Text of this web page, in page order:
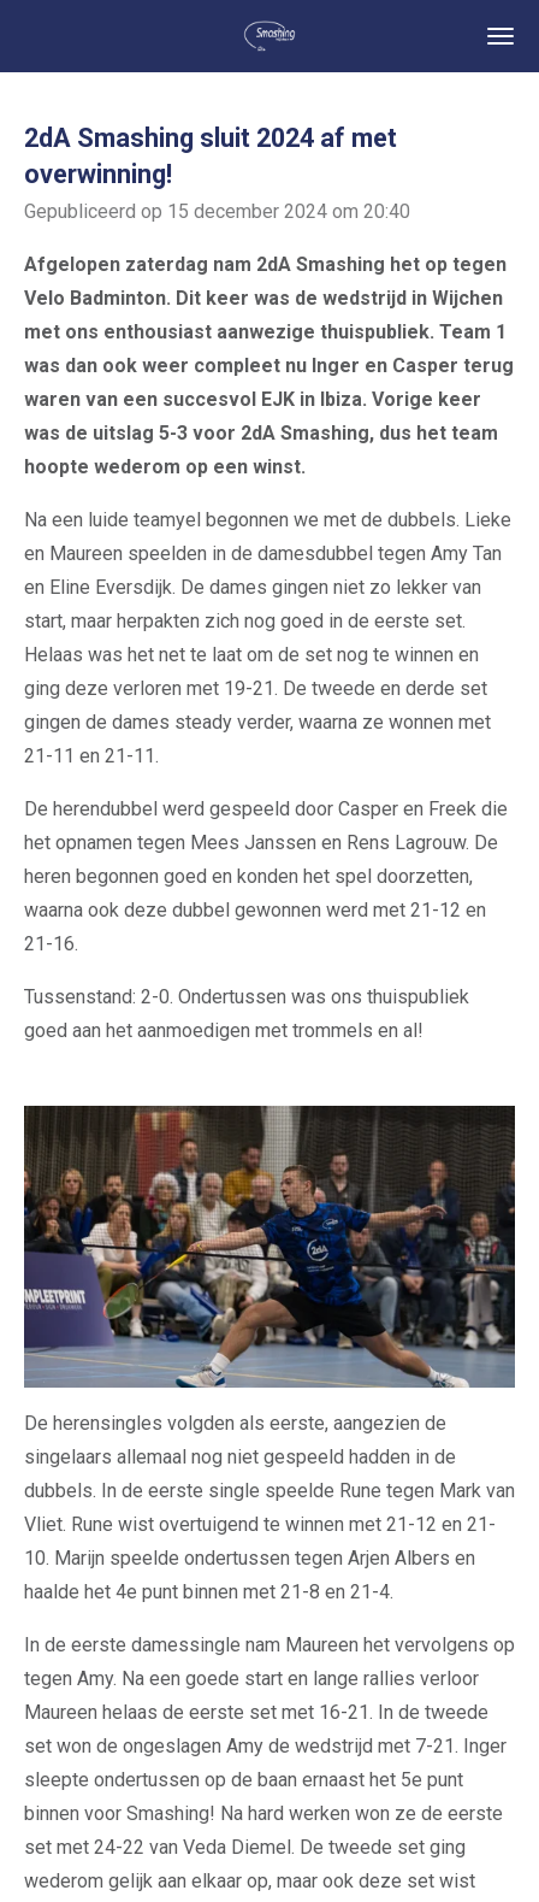
de
hoofdinhoud
2dA Smashing sluit 2024 af met
overwinning!
Gepubliceerd op 15 december 2024 om 20:40
Afgelopen zaterdag nam 2dA Smashing het op tegen
Velo Badminton. Dit keer was de wedstrijd in Wijchen
met ons enthousiast aanwezige thuispubliek. Team 1
was dan ook weer compleet nu Inger en Casper terug
waren van een succesvol EJK in Ibiza. Vorige keer
was de uitslag 5-3 voor 2dA Smashing, dus het team
hoopte wederom op een winst.
Na een luide teamyel begonnen we met de dubbels. Lieke
en Maureen speelden in de damesdubbel tegen Amy Tan
en Eline Eversdijk. De dames gingen niet zo lekker van
start, maar herpakten zich nog goed in de eerste set.
Helaas was het net te laat om de set nog te winnen en
ging deze verloren met 19-21. De tweede en derde set
gingen de dames steady verder, waarna ze wonnen met
21-11 en 21-11.
De herendubbel werd gespeeld door Casper en Freek die
het opnamen tegen Mees Janssen en Rens Lagrouw. De
heren begonnen goed en konden het spel doorzetten,
waarna ook deze dubbel gewonnen werd met 21-12 en
21-16.
Tussenstand: 2-0. Ondertussen was ons thuispubliek
goed aan het aanmoedigen met trommels en al!
De herensingles volgden als eerste, aangezien de
singelaars allemaal nog niet gespeeld hadden in de
dubbels. In de eerste single speelde Rune tegen Mark van
Vliet. Rune wist overtuigend te winnen met 21-12 en 21-
10. Marijn speelde ondertussen tegen Arjen Albers en
haalde het 4e punt binnen met 21-8 en 21-4.
In de eerste damessingle nam Maureen het vervolgens op
tegen Amy. Na een goede start en lange rallies verloor
Maureen helaas de eerste set met 16-21. In de tweede
set won de ongeslagen Amy de wedstrijd met 7-21. Inger
sleepte ondertussen op de baan ernaast het 5e punt
binnen voor Smashing! Na hard werken won ze de eerste
set met 24-22 van Veda Diemel. De tweede set ging
wederom gelijk aan elkaar op, maar ook deze set wist